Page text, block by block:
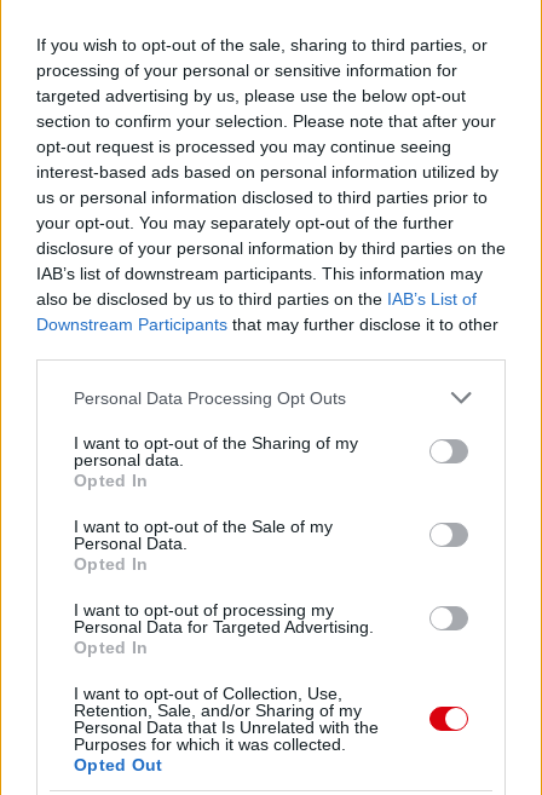
If you wish to opt-out of the sale, sharing to third parties, or
processing of your personal or sensitive information for
targeted advertising by us, please use the below opt-out
section to confirm your selection. Please note that after your
opt-out request is processed you may continue seeing
interest-based ads based on personal information utilized by
us or personal information disclosed to third parties prior to
your opt-out. You may separately opt-out of the further
disclosure of your personal information by third parties on the
IAB’s list of downstream participants. This information may
also be disclosed by us to third parties on the IAB’s List of
Downstream Participants that may further disclose it to other
Please note that this website/app uses one or more Google
not limited to your visit or usage behaviour. You may click to
grant or deny consent to Google and its third-party tags to
use your data for below specified purposes in below Google
consent section.
Personal Data Processing Opt Outs
I want to opt-out of the Sharing of my
personal data.
Opted In
I want to opt-out of the Sale of my
Personal Data.
Opted In
I want to opt-out of processing my
Personal Data for Targeted Advertising.
Opted In
I want to opt-out of Collection, Use,
Retention, Sale, and/or Sharing of my
Personal Data that Is Unrelated with the
Purposes for which it was collected.
Opted Out
Meccs Center